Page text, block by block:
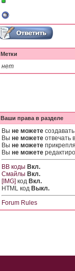
Метки
нет
Ваши права в разделе
Вы не можете
Вы не можете отвечать
Вы не можете
Вы не можете
BB коды Вкл.
Смайлы Вкл.
[IMG] код Вкл.
HTML код Выкл.
Forum Rules